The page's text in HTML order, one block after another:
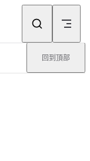
回到頂部